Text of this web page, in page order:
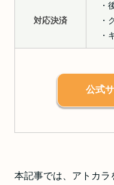
対応決済
・
・
・
公式
本記事では、アトカ